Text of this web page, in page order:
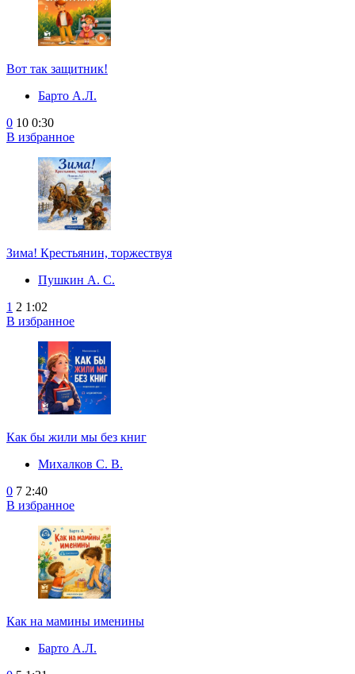
Вот так защитник!
Барто А.Л.
0 10 0:30
В избранное
Зима! Крестьянин, торжествуя
Пушкин А. С.
1 2 1:02
В избранное
Как бы жили мы без книг
Михалков С. В.
0 7 2:40
В избранное
Как на мамины именины
Барто А.Л.